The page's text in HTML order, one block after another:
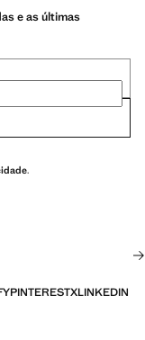
e as últimas
.
PINTERESTXLINKEDIN